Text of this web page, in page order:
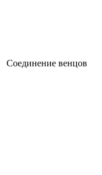
Соединение венцов